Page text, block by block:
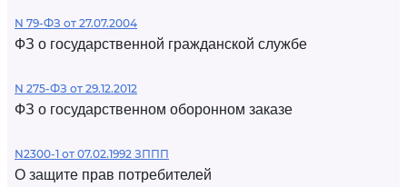
N 79-ФЗ от 27.07.2004
ФЗ о государственной гражданской службе
N 275-ФЗ от 29.12.2012
ФЗ о государственном оборонном заказе
N2300-1 от 07.02.1992 ЗППП
О защите прав потребителей